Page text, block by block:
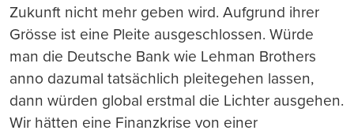
Zukunft nicht mehr geben wird. Aufgrund ihrer
Grösse ist eine Pleite ausgeschlossen. Würde
man die Deutsche Bank wie Lehman Brothers
anno dazumal tatsächlich pleitegehen lassen,
dann würden global erstmal die Lichter ausgehen.
Wir hätten eine Finanzkrise von einer